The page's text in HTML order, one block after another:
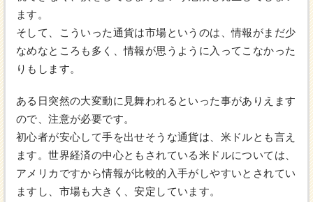
ます。
そして、こういった通貨は市場というのは、情報がまだ少
なめなところも多く、情報が思うように入ってこなかった
りもします。
ある日突然の大変動に見舞われるといった事がありえます
ので、注意が必要です。
初心者が安心して手を出せそうな通貨は、米ドルとも言え
ます。世界経済の中心ともされている米ドルについては、
アメリカですから情報が比較的入手がしやすいとされてい
ますし、市場も大きく、安定しています。